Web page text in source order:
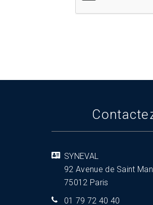
SYNEVAL
92 Avenue de Saint
75012 Paris
01 79 72 40 40